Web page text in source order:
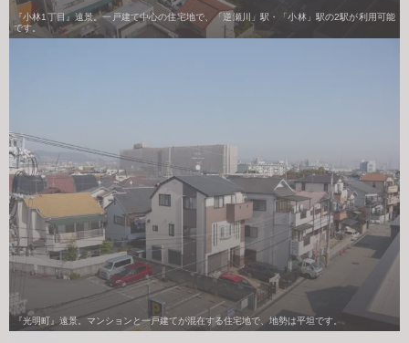
『小林1丁目』遠景。一戸建て中心の住宅地で、「逆瀬川」駅・「小林」駅の2駅が利用可能
です。
『光明町』遠景。マンションと一戸建てが混在する住宅地で、地勢は平坦です。